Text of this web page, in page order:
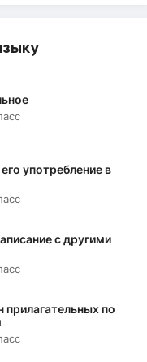
употребление в
с другими
прилагательных по